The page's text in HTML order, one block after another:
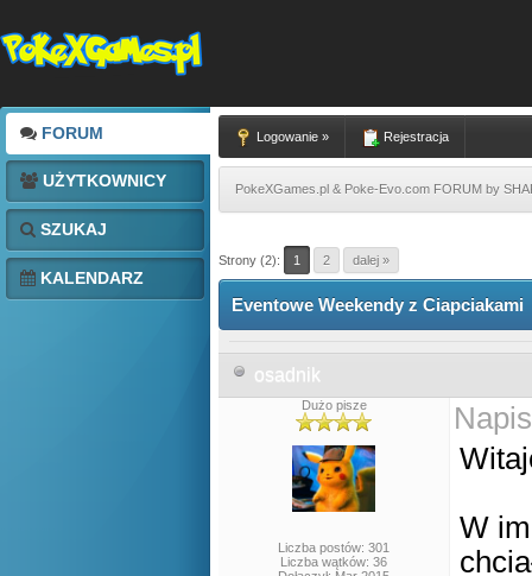
FORUM
UŻYTKOWNICY
SZUKAJ
KALENDARZ
Logowanie » Rejestracja
PokeXGames.pl & Poke-Evo.com FORUM by
Strony (2): 1 2 dalej »
Eventowe Weekendy z Ciapciakami
osadnik
Dużo pisze
Liczba postów: 301
Liczba wątków: 36
W